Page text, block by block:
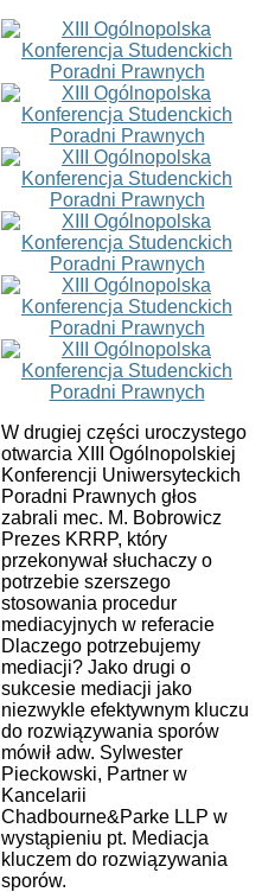
W drugiej części uroczystego
otwarcia XIII Ogólnopolskiej
Konferencji Uniwersyteckich
Poradni Prawnych głos
zabrali mec. M. Bobrowicz
Prezes KRRP, który
przekonywał słuchaczy o
potrzebie szerszego
stosowania procedur
mediacyjnych w referacie
Dlaczego potrzebujemy
mediacji? Jako drugi o
sukcesie mediacji jako
niezwykle efektywnym kluczu
do rozwiązywania sporów
mówił adw. Sylwester
Pieckowski, Partner w
Kancelarii
Chadbourne&Parke LLP w
wystąpieniu pt. Mediacja
kluczem do rozwiązywania
sporów.